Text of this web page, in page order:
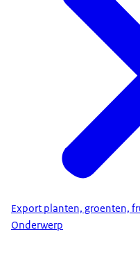
Export planten, groenten,
Onderwerp